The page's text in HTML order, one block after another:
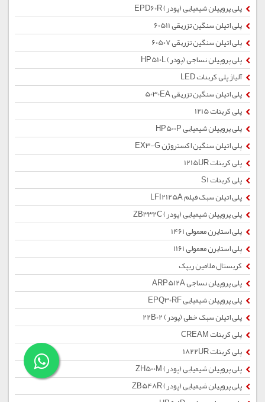
پلی پروپیلن شیمیایی (پودر) EPD60R
پلی اتیلن سنگین تزریقی 60511
پلی اتیلن سنگین تزریقی 60507
پلی پروپیلن نساجی (پودر) HP510L
آلیاژ پلی کربنات LED
پلی اتیلن سنگین تزریقی 5030EA
پلی کربنات 1215
پلی پروپیلن شیمیایی HP500P
پلی اتیلن سنگین اکستروژن EX3-G
پلی کربنات 1215UR
پلی کربنات S1
پلی اتیلن سبک فیلم LFI2125A
پلی پروپیلن شیمیایی (پودر) ZB332C
پلی استایرن معمولی 1461
پلی استایرن معمولی 1161
کریستال ملامین ریپک
پلی پروپیلن نساجی ARP512A
پلی پروپیلن شیمیایی EPQ30RF
پلی اتیلن سبک خطی (پودر) 22B02
پلی کربنات CREAM
پلی کربنات 1822UR
پلی پروپیلن شیمیایی (پودر) ZH500M
پلی پروپیلن شیمیایی (پودر) ZB548R